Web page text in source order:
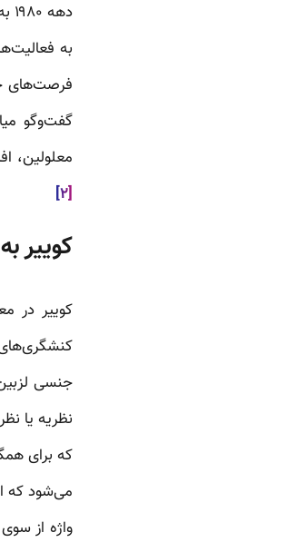
به
فرصت‌های
گفت‌وگو
معلولین،
[۲]
کوییر
کوییر در
جنسی
نظریه یا
که برای
واژه از